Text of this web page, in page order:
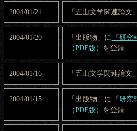
2004/01/21 「五山文学関連論文
2004/01/20 「出版物」に
『研
（PDF版） を登録
2004/01/16 「五山文学関連論文
2004/01/15 「出版物」に
『研
（PDF版） を登録